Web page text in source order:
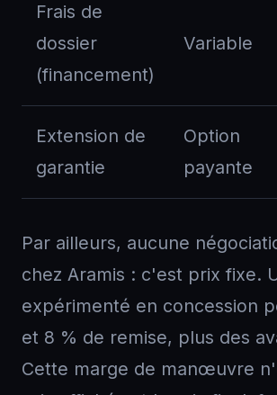
Frais de
dossier
(financement)
Variable
Extension de
garantie
Option
payante
Par ailleurs, aucune
chez Aramis : c'est prix fixe.
expérimenté en concession
et 8 % de remise, plus des
Cette marge de manœuvre